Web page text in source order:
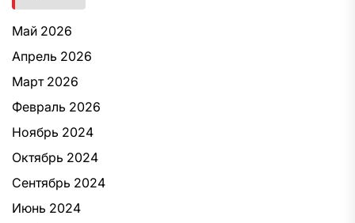
Май 2026
Апрель 2026
Март 2026
Февраль 2026
Ноябрь 2024
Октябрь 2024
Сентябрь 2024
Июнь 2024